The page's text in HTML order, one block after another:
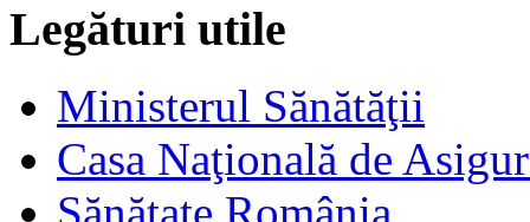
Legături utile
Ministerul Sănătăţii
Casa Naţională de
Sănătate România